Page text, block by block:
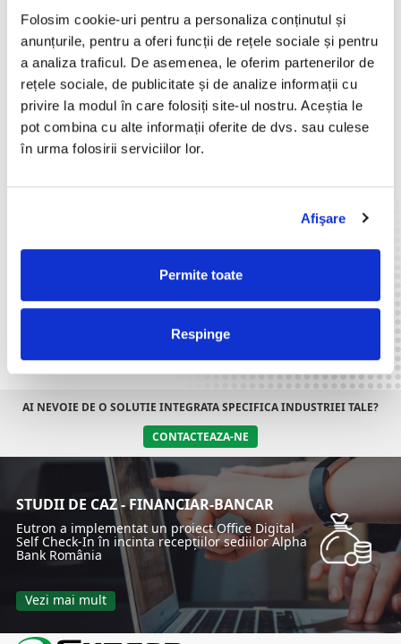
Folosim cookie-uri pentru a personaliza conținutul și
anunțurile, pentru a oferi funcții de rețele sociale și pentru
a analiza traficul. De asemenea, le oferim partenerilor de
rețele sociale, de publicitate și de analize informații cu
privire la modul în care folosiți site-ul nostru. Aceștia le
pot combina cu alte informații oferite de dvs. sau culese
în urma folosirii serviciilor lor.
Afişare
Permite toate
Respinge
Cu o experiență de peste 20 de ani în domeniul soluțiilor
biometrice și o prezență în peste 20 de țări din Europa,
DERMALOG oferă o gamă completă de scanere pentru
amprente digitale dedicate aplicațiilor guvernamentale
și bancare.
Catalog
Veți găsi o parte din produsele din portofoliul nostru în
secțiuneaCatalog, însă aceasta nu conține toată gama de
amprente digitale, discutați cu un consultant de
astfel încât să vă asigurați că achiziționați soluția potrivită
Servicii Publice Financiar-Bancar
AI NEVOIE DE O SOLUTIE INTEGRATA SPECIFICA INDUSTRIEI TALE?
CONTACTEAZA-NE
STUDII DE CAZ - FINANCIAR-BANCAR
Eutron a implementat un proiect Office Digital
Self Check-In în incinta recepțiilor sediilor Alpha
Bank România
Vezi mai mult